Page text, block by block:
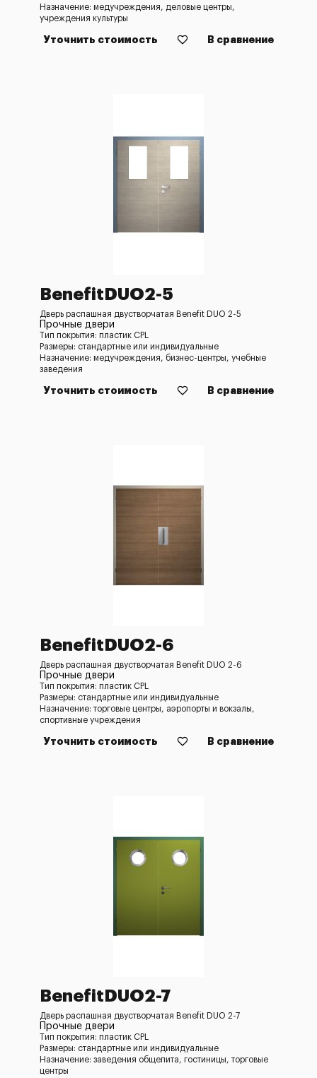
Назначение: медучреждения, деловые центры,
учреждения культуры
Уточнить стоимость В сравнение
BenefitDUO2-5
Дверь распашная двустворчатая Benefit DUO 2-5
Прочные двери
Тип покрытия: пластик CPL
Размеры: стандартные или индивидуальные
Назначение: медучреждения, бизнес-центры, учебные
заведения
Уточнить стоимость В сравнение
BenefitDUO2-6
Дверь распашная двустворчатая Benefit DUO 2-6
Прочные двери
Тип покрытия: пластик CPL
Размеры: стандартные или индивидуальные
Назначение: торговые центры, аэропорты и вокзалы,
спортивные учреждения
Уточнить стоимость В сравнение
BenefitDUO2-7
Дверь распашная двустворчатая Benefit DUO 2-7
Прочные двери
Тип покрытия: пластик CPL
Размеры: стандартные или индивидуальные
Назначение: заведения общепита, гостиницы, торговые
центры